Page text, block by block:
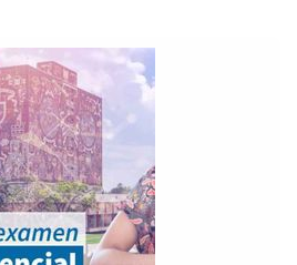
a la información